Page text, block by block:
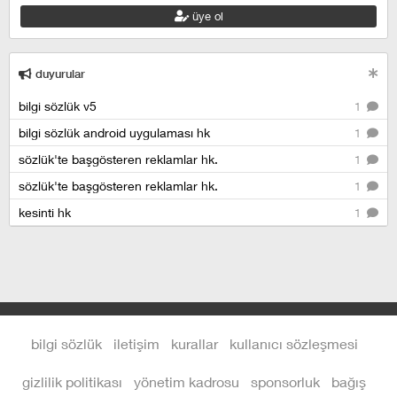
üye ol
duyurular
1
bilgi sözlük v5
1
bilgi sözlük android uygulaması hk
1
sözlük'te başgösteren reklamlar hk.
1
sözlük'te başgösteren reklamlar hk.
1
kesinti hk
bilgi sözlük iletişim kurallar kullanıcı sözleşmesi
gizlilik politikası yönetim kadrosu sponsorluk bağış